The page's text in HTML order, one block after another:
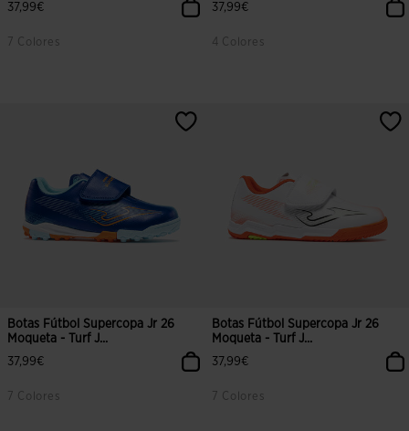
37,99€
7 Colores
37,99€
4 Colores
Botas Fútbol Supercopa Jr 26
Moqueta - Turf J...
37,99€
7 Colores
Botas Fútbol Supercopa Jr 26
Moqueta - Turf J...
37,99€
7 Colores